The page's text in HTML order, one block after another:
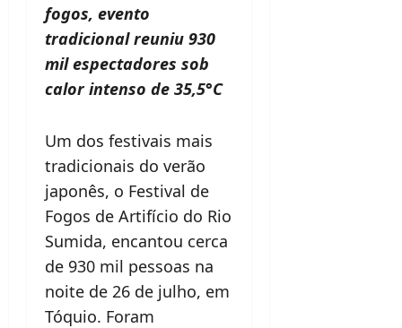
fogos, evento
tradicional reuniu 930
mil espectadores sob
calor intenso de 35,5°C
Um dos festivais mais
tradicionais do verão
japonês, o Festival de
Fogos de Artifício do Rio
Sumida, encantou cerca
de 930 mil pessoas na
noite de 26 de julho, em
Tóquio. Foram